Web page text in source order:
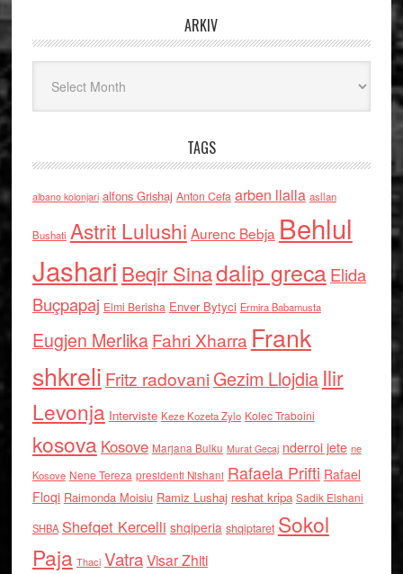
ARKIV
TAGS
albano kolonjari alfons Grishaj Anton Cefa arben llalla asllan
Bushati Astrit Lulushi Aurenc Bebja Behlul
Jashari Beqir Sinadalip grecaElida
Buçpapaj Elmi Berisha Enver Bytyci Ermira Babamusta
Eugjen MerlikaFahri Xharra Frank
shkreli Fritz radovaniGezim Llojdia Ilir
Levonja Interviste Keze Kozeta Zylo Kolec Traboini
kosova Kosove Marjana Bulku Murat Gecaj nderroi jete ne
Kosove Nene Tereza presidenti Nishani Rafaela Prifti Rafael
Floqi Raimonda Moisiu Ramiz Lushaj reshat kripa Sadik Elshani
SHBA Shefqet Kercelli shqiperia shqiptaret Sokol
Paja Thaci VatraVisar Zhiti